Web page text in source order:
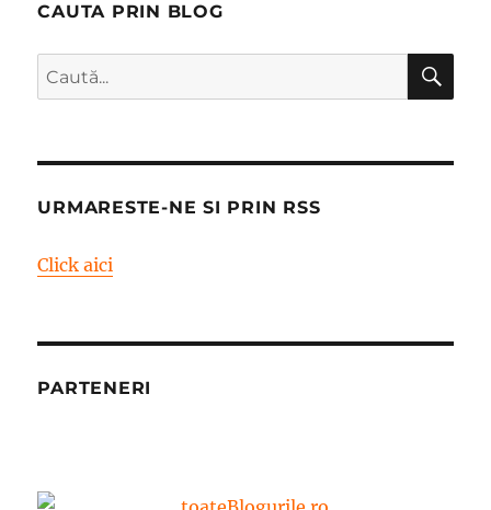
CAUTA PRIN BLOG
Caută
după:
URMARESTE-NE SI PRIN RSS
Click aici
PARTENERI